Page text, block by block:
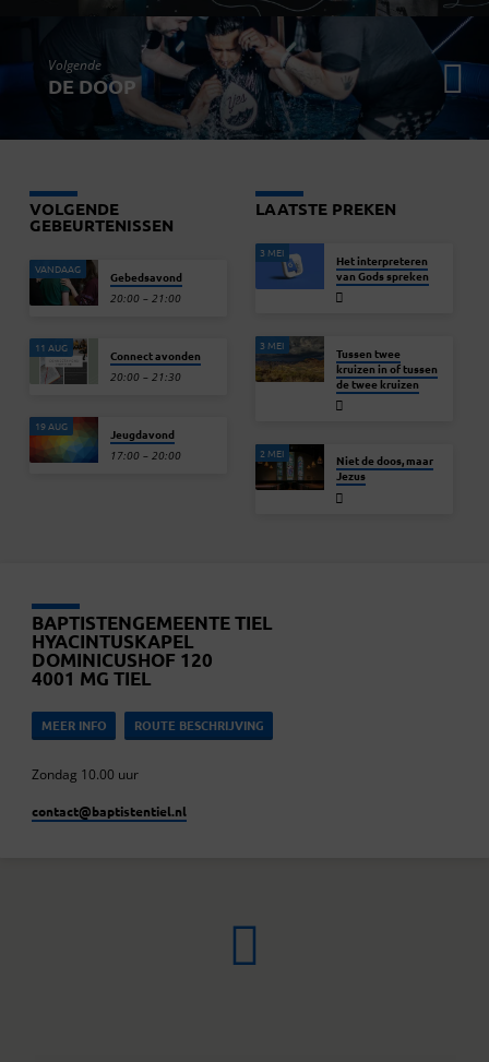
Volgende
DE DOOP
VOLGENDE
GEBEURTENISSEN
VANDAAG Gebedsavond
20:00 – 21:00
11 AUG Connect avonden
20:00 – 21:30
19 AUG Jeugdavond
17:00 – 20:00
LAATSTE PREKEN
3 MEI
Het interpreteren
van Gods spreken
3 MEI
Tussen twee
kruizen in of tussen
de twee kruizen
2 MEI
Niet de doos, maar
Jezus
BAPTISTENGEMEENTE TIEL
HYACINTUSKAPEL
DOMINICUSHOF 120
4001 MG TIEL
MEER INFO ROUTE BESCHRIJVING
Zondag 10.00 uur
contact​@baptistentiel.nl